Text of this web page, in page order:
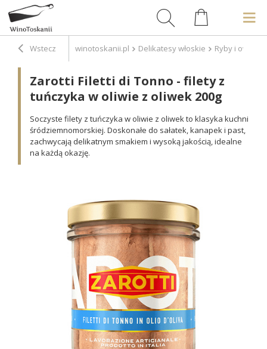
Wstecz winotoskanii.pl Delikatesy włoskie Ryby i owoce
Zarotti Filetti di Tonno - filety z
tuńczyka w oliwie z oliwek 200g
Soczyste filety z tuńczyka w oliwie z oliwek to klasyka kuchni
śródziemnomorskiej. Doskonałe do sałatek, kanapek i past,
zachwycają delikatnym smakiem i wysoką jakością, idealne
na każdą okazję.